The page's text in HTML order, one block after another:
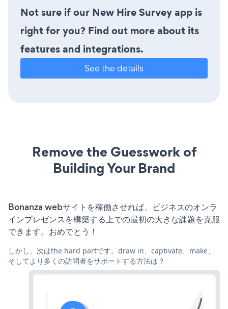
Not sure if our New Hire Survey app is
right for you? Find out more about its
features and integrations.
See the details
Remove the Guesswork of
Building Your Brand
Bonanza webサイトを稼働させれば、ビジネスのオンラ
インプレゼンスを構築する上での最初の大きな課題を克服
できます。おめでとう！
しかし、次はthe hard partです。draw in、captivate、make、
そしてより多くの訪問者をサポートする方法は？